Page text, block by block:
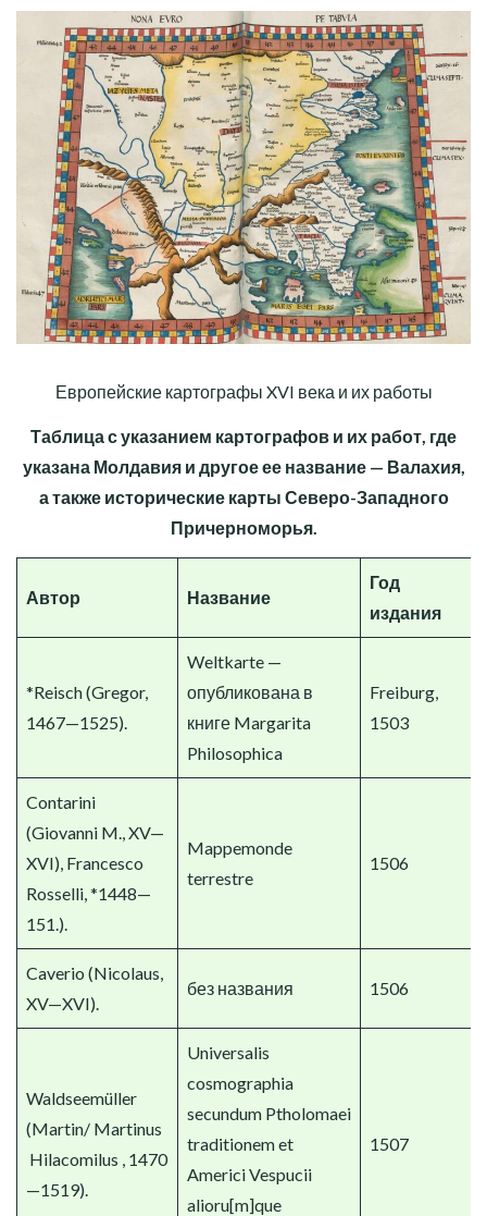
Европейские картографы XVI века и их работы
Таблица с указанием картографов и их работ, где
указана Молдавия и другое ее название — Валахия,
а также исторические карты Северо-Западного
Причерноморья.
Автор Название
Год
издания
*Reisch (Gregor,
1467—1525).
Weltkarte —
опубликована в
книге Margarita
Philosophica
Freiburg,
1503
Contarini
(Giovanni M., XV—
XVI), Francesco
Rosselli, *1448—
151.).
Mappemonde
terrestre
1506
Caverio (Nicolaus,
XV—XVI).
без названия 1506
Waldseemüller
(Martin/ Martinus
Hilacomilus , 1470
—1519).
Universalis
cosmographia
secundum Ptholomaei
traditionem et
Americi Vespucii
alioru[m]que
1507